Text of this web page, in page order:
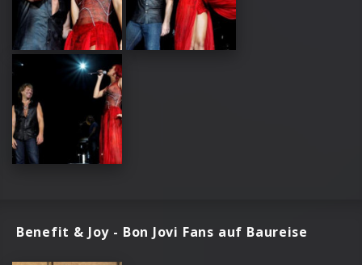
Benefit & Joy - Bon Jovi Fans auf Baureise